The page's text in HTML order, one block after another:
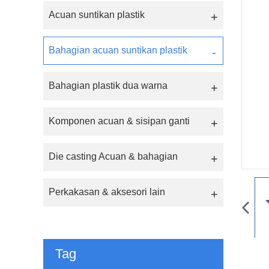
Acuan suntikan plastik
Bahagian acuan suntikan plastik
Bahagian plastik dua warna
Komponen acuan & sisipan ganti
Die casting Acuan & bahagian
Perkakasan & aksesori lain
Tag